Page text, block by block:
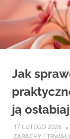
Jak
ją
17 LUTEGO 2026
ZAPACHY I